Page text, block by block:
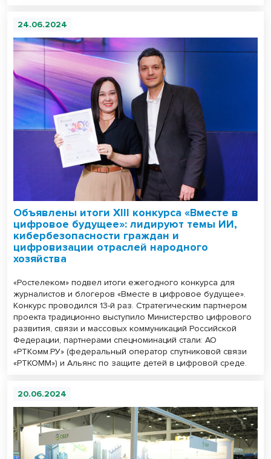
24.06.2024
Объявлены итоги XIII конкурса «Вместе в
цифровое будущее»: лидируют темы ИИ,
кибербезопасности граждан и
цифровизации отраслей народного
хозяйства
«Ростелеком» подвел итоги ежегодного конкурса для
журналистов и блогеров «Вместе в цифровое будущее».
Конкурс проводился 13-й раз. Стратегическим партнером
проекта традиционно выступило Министерство цифрового
развития, связи и массовых коммуникаций Российской
Федерации, партнерами спецноминаций стали: АО
«РТКомм.РУ» (федеральный оператор спутниковой связи
«РТКОММ») и Альянс по защите детей в цифровой среде.
20.06.2024